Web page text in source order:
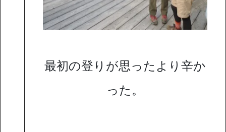
最初の登りが思ったより辛か
った。